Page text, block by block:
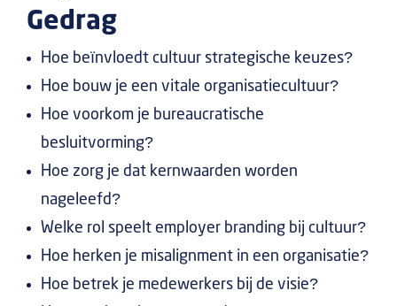
Gedrag
Hoe beïnvloedt cultuur strategische keuzes?
Hoe bouw je een vitale organisatiecultuur?
Hoe voorkom je bureaucratische
besluitvorming?
Hoe zorg je dat kernwaarden worden
nageleefd?
Welke rol speelt employer branding bij cultuur?
Hoe herken je misalignment in een organisatie?
Hoe betrek je medewerkers bij de visie?